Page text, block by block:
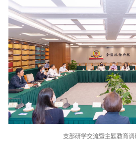
支部研学交流暨主题教育调